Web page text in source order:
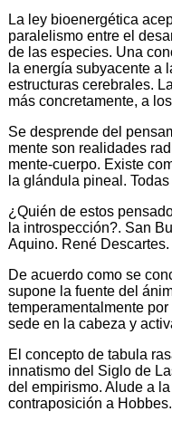
La ley bioenergética
paralelismo entre el
de las especies. Una
la energía subyacente a
estructuras cerebrales.
más concretamente, a
Se desprende del
mente son realidades
mente-cuerpo. Existe
la glándula pineal.
¿Quién de estos
la introspección?. San
Aquino. René Descartes.
De acuerdo como se
supone la fuente del
temperamentalmente
sede en la cabeza y
El concepto de tabula
innatismo del Siglo de
del empirismo. Alude a
contraposición a Hobbes.